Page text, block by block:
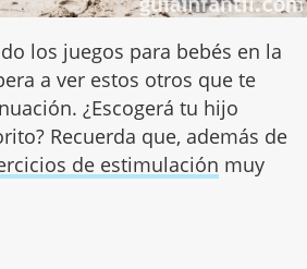
los juegos para bebés en la
a ver estos otros que te
¿Escogerá tu hijo
Recuerda que, además de
de estimulación muy